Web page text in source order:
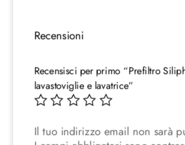
era:
26,00 €.
Recensioni
Recensisci per primo “Prefiltro
lavastoviglie e lavatrice”
Il tuo indirizzo email non sarà